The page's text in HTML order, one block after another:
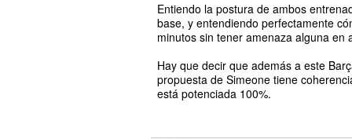
Entiendo la postura de ambos
base, y entendiendo perfectamente
minutos sin tener amenaza alguna en
Hay que decir que además a este
propuesta de Simeone tiene
está potenciada 100%.